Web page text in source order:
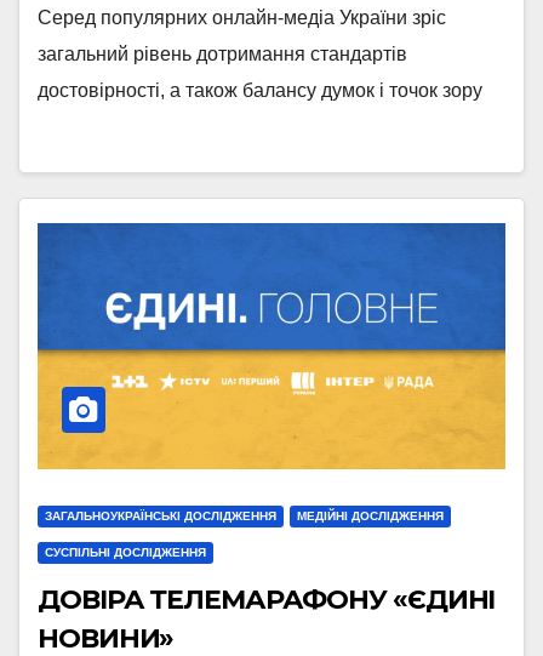
Серед популярних онлайн-медіа України зріс
загальний рівень дотримання стандартів
достовірності, а також балансу думок і точок зору
ЗАГАЛЬНОУКРАЇНСЬКІ ДОСЛІДЖЕННЯ МЕДІЙНІ ДОСЛІДЖЕННЯ
СУСПІЛЬНІ ДОСЛІДЖЕННЯ
ДОВІРА ТЕЛЕМАРАФОНУ «ЄДИНІ
НОВИНИ»